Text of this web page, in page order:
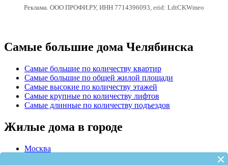
Реклама. ООО ПРОФИ.РУ, ИНН 7714396093, erid: LdtCKWmeo
Самые большие дома Челябинска
Самые большие по количеству квартир
Самые большие по общей жилой площади
Самые высокие по количеству этажей
Самые крупные по количеству лифтов
Самые длинные по количеству подъездов
Жилые дома в городе
Москва